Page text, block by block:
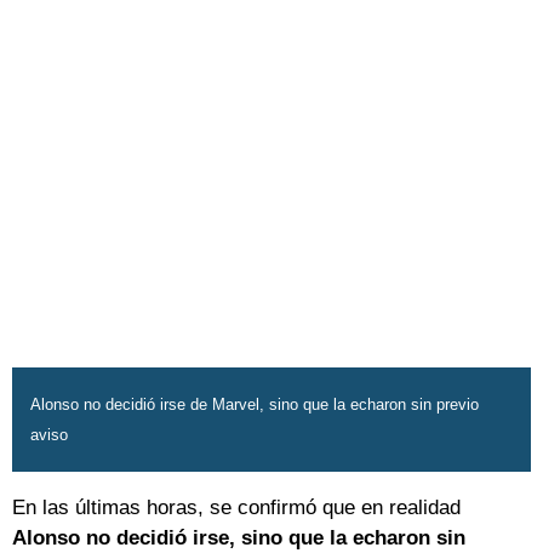
Alonso no decidió irse de Marvel, sino que la echaron sin previo
aviso
En las últimas horas, se confirmó que en realidad
Alonso no decidió irse, sino que la echaron sin